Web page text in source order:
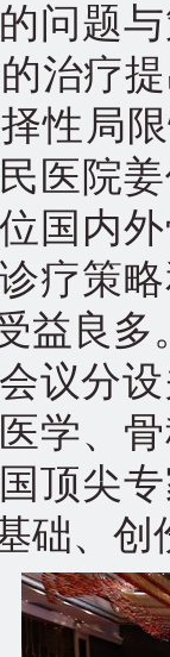
问题
治疗
性局
医院
国内
疗策
益良多
分设
学、
顶尖
础、